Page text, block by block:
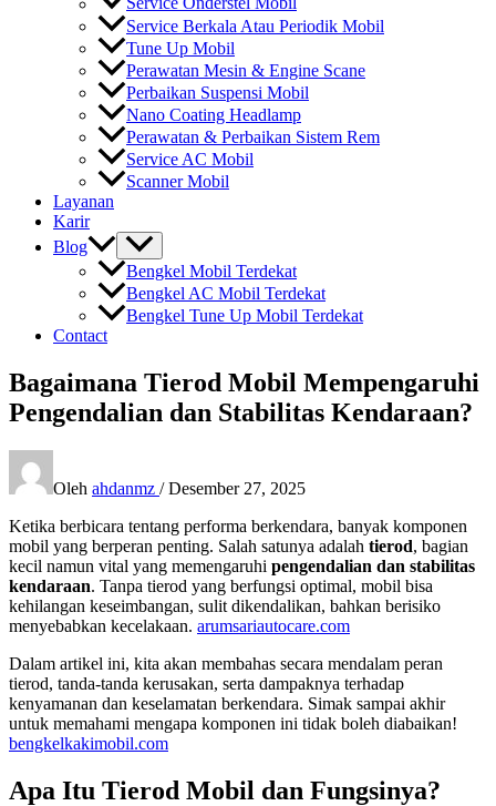
Service Berkala Atau Periodik Mobil
Tune Up Mobil
Perawatan Mesin & Engine Scane
Perbaikan Suspensi Mobil
Nano Coating Headlamp
Perawatan & Perbaikan Sistem Rem
Service AC Mobil
Scanner Mobil
Layanan
Karir
Blog
Bengkel Mobil Terdekat
Bengkel AC Mobil Terdekat
Bengkel Tune Up Mobil Terdekat
Contact
Bagaimana Tierod Mobil Mempengaruhi
Pengendalian dan Stabilitas Kendaraan?
Oleh ahdanmz /Desember 27, 2025
Ketika berbicara tentang performa berkendara, banyak komponen
mobil yang berperan penting. Salah satunya adalah tierod, bagian
kecil namun vital yang memengaruhi pengendalian dan stabilitas
kendaraan. Tanpa tierod yang berfungsi optimal, mobil bisa
kehilangan keseimbangan, sulit dikendalikan, bahkan berisiko
menyebabkan kecelakaan. arumsariautocare.com
Dalam artikel ini, kita akan membahas secara mendalam peran
tierod, tanda-tanda kerusakan, serta dampaknya terhadap
kenyamanan dan keselamatan berkendara. Simak sampai akhir
untuk memahami mengapa komponen ini tidak boleh diabaikan!
bengkelkakimobil.com
Apa Itu Tierod Mobil dan Fungsinya?